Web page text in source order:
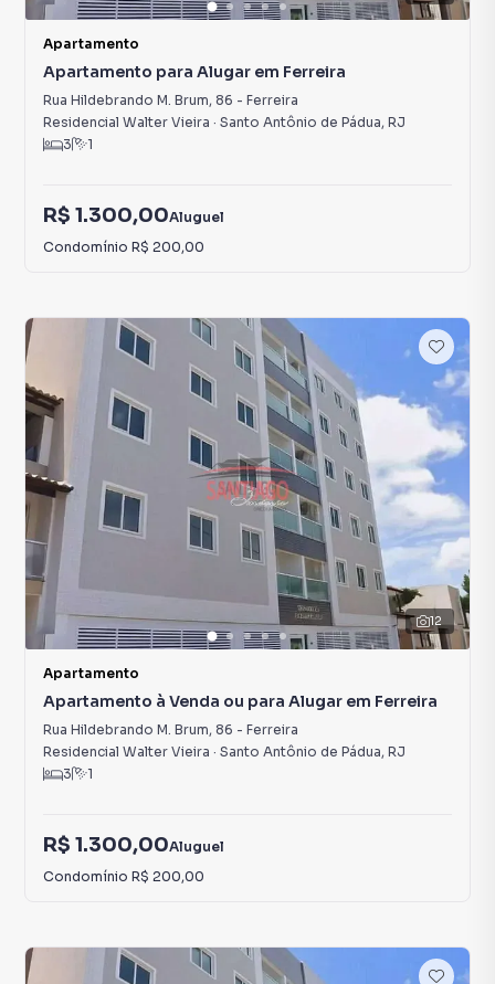
Apartamento
Apartamento para Alugar em Ferreira
Rua Hildebrando M. Brum, 86 - Ferreira
Residencial Walter Vieira · Santo Antônio de Pádua, RJ
3
1
R$ 1.300,00Aluguel
Condomínio R$ 200,00
12
Apartamento
Apartamento à Venda ou para Alugar em Ferreira
Rua Hildebrando M. Brum, 86 - Ferreira
Residencial Walter Vieira · Santo Antônio de Pádua, RJ
3
1
R$ 1.300,00Aluguel
Condomínio R$ 200,00